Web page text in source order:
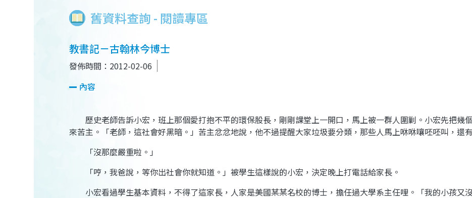
舊資料查詢 - 閱讀專區
教書記－古翰林今博士
發佈時間：2012-02-06
內容
歷史老師告訴小宏，班上那個愛打抱不平的環保股長，剛剛課堂上一開口，馬上被一群人圍剿。小宏先把幾
來苦主。「老師，這社會好黑暗。」苦主忿忿地說，他不過提醒大家垃圾要分類，那些人馬上咻咻嚷呸呸叫，還
「沒那麼嚴重啦。」
「哼，我爸說，等你出社會你就知道。」被學生這樣說的小宏，決定晚上打電話給家長。
小宏看過學生基本資料，不得了這家長，人家是美國某某名校的博士，擔任過大學系主任哩。「我的小孩又